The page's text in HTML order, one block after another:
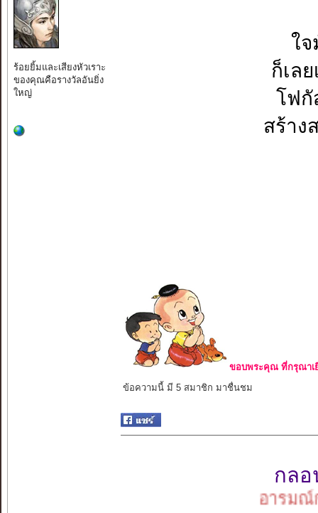
ร้อยยิ้มและเสียงหัวเราะ
ของคุณคือรางวัลอันยิ่ง
ใหญ่
ใ
ก็เล
โฟกั
สร้าง
ขอบพระคุณ ที่กรุณาเ
ข้อความนี้ มี 5 สมาชิก มาชื่นชม
กลอ
อารมณ์กลอน